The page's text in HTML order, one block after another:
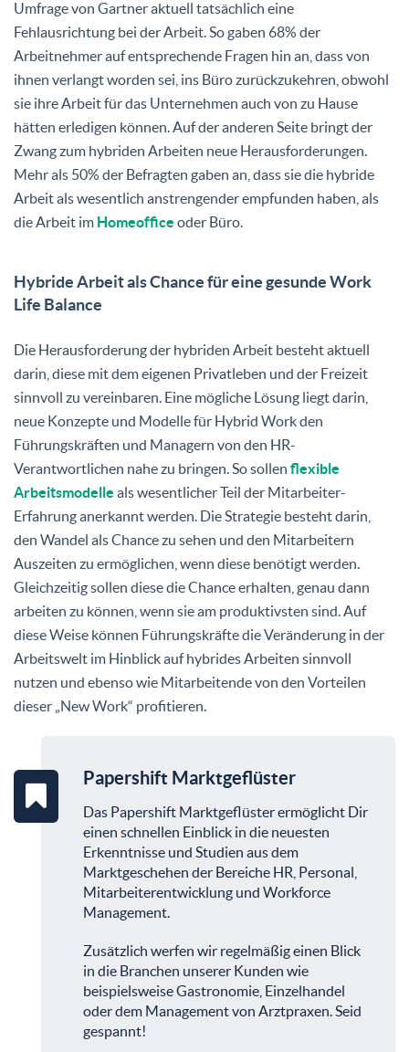
Umfrage von Gartner aktuell tatsächlich eine
Fehlausrichtung bei der Arbeit. So gaben 68% der
Arbeitnehmer auf entsprechende Fragen hin an, dass von
ihnen verlangt worden sei, ins Büro zurückzukehren, obwohl
sie ihre Arbeit für das Unternehmen auch von zu Hause
hätten erledigen können. Auf der anderen Seite bringt der
Zwang zum hybriden Arbeiten neue Herausforderungen.
Mehr als 50% der Befragten gaben an, dass sie die hybride
Arbeit als wesentlich anstrengender empfunden haben, als
die Arbeit im Homeoffice oder Büro.
Hybride Arbeit als Chance für eine gesunde Work
Life Balance
Die Herausforderung der hybriden Arbeit besteht aktuell
darin, diese mit dem eigenen Privatleben und der Freizeit
sinnvoll zu vereinbaren. Eine mögliche Lösung liegt darin,
neue Konzepte und Modelle für Hybrid Work den
Führungskräften und Managern von den HR-
Verantwortlichen nahe zu bringen. So sollen flexible
Arbeitsmodelle als wesentlicher Teil der Mitarbeiter-
Erfahrung anerkannt werden. Die Strategie besteht darin,
den Wandel als Chance zu sehen und den Mitarbeitern
Auszeiten zu ermöglichen, wenn diese benötigt werden.
Gleichzeitig sollen diese die Chance erhalten, genau dann
arbeiten zu können, wenn sie am produktivsten sind. Auf
diese Weise können Führungskräfte die Veränderung in der
Arbeitswelt im Hinblick auf hybrides Arbeiten sinnvoll
nutzen und ebenso wie Mitarbeitende von den Vorteilen
dieser „New Work“ profitieren.
Papershift Marktgeflüster
Das Papershift Marktgeflüster ermöglicht Dir
einen schnellen Einblick in die neuesten
Erkenntnisse und Studien aus dem
Marktgeschehen der Bereiche HR, Personal,
Mitarbeiterentwicklung und Workforce
Management.
Zusätzlich werfen wir regelmäßig einen Blick
in die Branchen unserer Kunden wie
beispielsweise Gastronomie, Einzelhandel
oder dem Management von Arztpraxen. Seid
gespannt!